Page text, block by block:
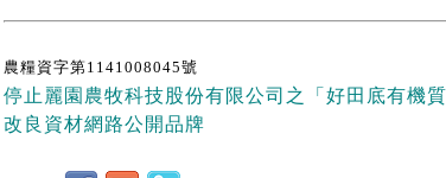
農糧資字第1141008045號
停止麗園農牧科技股份有限公司之「好田底有機
改良資材網路公開品牌